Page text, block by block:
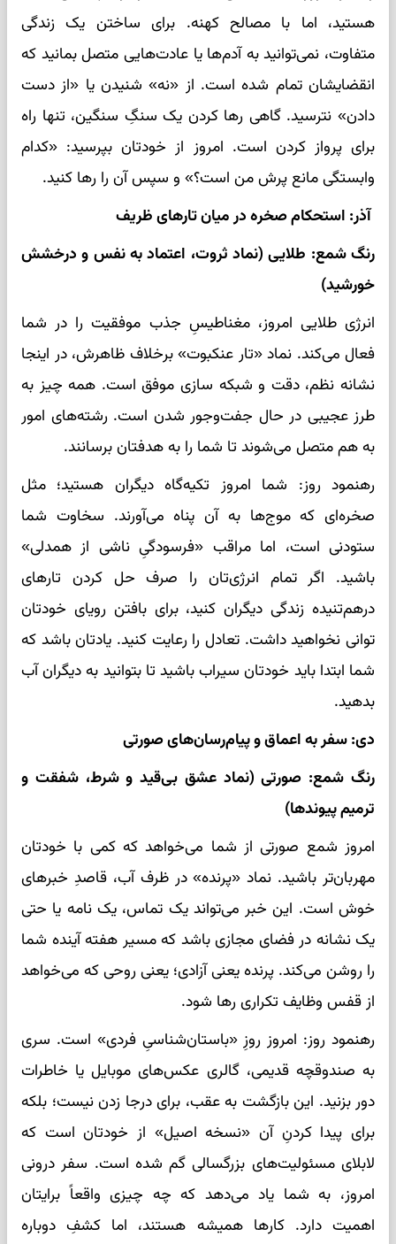
هستید، اما با مصالح کهنه. برای ساختن یک زندگی
متفاوت، نمی‌توانید به آدم‌ها یا عادت‌هایی متصل بمانید که
انقضایشان تمام شده است. از «نه» شنیدن یا «از دست
دادن» نترسید. گاهی رها کردن یک سنگِ سنگین، تنها راه
برای پرواز کردن است. امروز از خودتان بپرسید: «کدام
وابستگی مانع پرش من است؟» و سپس آن را رها کنید.
آذر: استحکام صخره در میان تارهای ظریف
رنگ شمع: طلایی (نماد ثروت، اعتماد به نفس و درخشش
خورشید)
انرژی طلایی امروز، مغناطیسِ جذب موفقیت را در شما
فعال می‌کند. نماد «تار عنکبوت» برخلاف ظاهرش، در اینجا
نشانه نظم، دقت و شبکه سازی موفق است. همه چیز به
طرز عجیبی در حال جفت‌وجور شدن است. رشته‌های امور
به هم متصل می‌شوند تا شما را به هدفتان برسانند.
رهنمود روز: شما امروز تکیه‌گاه دیگران هستید؛ مثل
صخره‌ای که موج‌ها به آن پناه می‌آورند. سخاوت شما
ستودنی است، اما مراقب «فرسودگیِ ناشی از همدلی»
باشید. اگر تمام انرژی‌تان را صرف حل کردن تارهای
درهم‌تنیده زندگی دیگران کنید، برای بافتن رویای خودتان
توانی نخواهید داشت. تعادل را رعایت کنید. یادتان باشد که
شما ابتدا باید خودتان سیراب باشید تا بتوانید به دیگران آب
بدهید.
دی: سفر به اعماق و پیام‌رسان‌های صورتی
رنگ شمع: صورتی (نماد عشق بی‌قید و شرط، شفقت و
ترمیم پیوندها)
امروز شمع صورتی از شما می‌خواهد که کمی با خودتان
مهربان‌تر باشید. نماد «پرنده» در ظرف آب، قاصدِ خبرهای
خوش است. این خبر می‌تواند یک تماس، یک نامه یا حتی
یک نشانه در فضای مجازی باشد که مسیر هفته آینده شما
را روشن می‌کند. پرنده یعنی آزادی؛ یعنی روحی که می‌خواهد
از قفس وظایف تکراری رها شود.
رهنمود روز: امروز روزِ «باستان‌شناسیِ فردی» است. سری
به صندوقچه قدیمی، گالری عکس‌های موبایل یا خاطرات
دور بزنید. این بازگشت به عقب، برای درجا زدن نیست؛ بلکه
برای پیدا کردنِ آن «نسخه اصیل» از خودتان است که
لابلای مسئولیت‌های بزرگسالی گم شده است. سفر درونی
امروز، به شما یاد می‌دهد که چه چیزی واقعاً برایتان
اهمیت دارد. کارها همیشه هستند، اما کشفِ دوباره